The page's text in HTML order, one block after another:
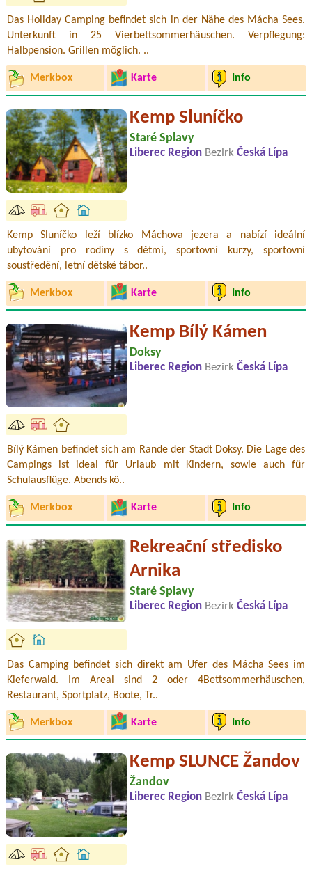
Das Holiday Camping befindet sich in der Nähe des Mácha Sees.
Unterkunft in 25 Vierbettsommerhäuschen. Verpflegung:
Halbpension. Grillen möglich. ..
Merkbox Karte Info
Kemp Sluníčko
Staré Splavy
Liberec Region Bezirk Česká Lípa
Kemp Sluníčko leží blízko Máchova jezera a nabízí ideální
ubytování pro rodiny s dětmi, sportovní kurzy, sportovní
soustředění, letní dětské tábor..
Merkbox Karte Info
Kemp Bílý Kámen
Doksy
Liberec Region Bezirk Česká Lípa
Bílý Kámen befindet sich am Rande der Stadt Doksy. Die Lage des
Campings ist ideal für Urlaub mit Kindern, sowie auch für
Schulausflüge. Abends kö..
Merkbox Karte Info
Rekreační středisko
Arnika
Staré Splavy
Liberec Region Bezirk Česká Lípa
Das Camping befindet sich direkt am Ufer des Mácha Sees im
Kieferwald. Im Areal sind 2 oder 4Bettsommerhäuschen,
Restaurant, Sportplatz, Boote, Tr..
Merkbox Karte Info
Kemp SLUNCE Žandov
Žandov
Liberec Region Bezirk Česká Lípa